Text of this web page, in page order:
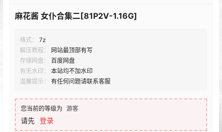
麻花酱 女仆合集二[81P2V-1.16G]
格式：
7z
解压教程：
网站最顶部有写
存储网盘：
百度网盘
有无水印：
本站均不加水印
温馨提示：
有任何问题请联系客服
您当前的等级为 游客
请先 登录